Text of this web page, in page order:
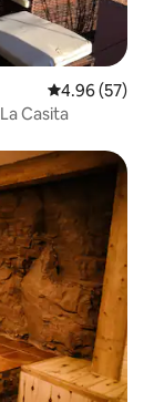
Calificación
4.96 (57)
Casita